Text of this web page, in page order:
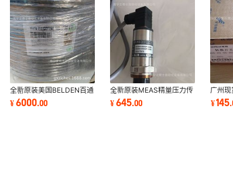
全新原装美国BELDEN百通
电缆 8723 22AWG 两对屏
蔽双绞线
¥6000.00
全新原装MEAS精量压力传
感器M5256-00000P-
030BG替代M5156联系
¥645.00
广州
¥145.